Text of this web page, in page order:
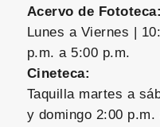
Acervo de Fototeca:
Lunes a Viernes |
p.m. a 5:00 p.m.
Cineteca:
Taquilla martes a
y domingo 2:00 p.m.